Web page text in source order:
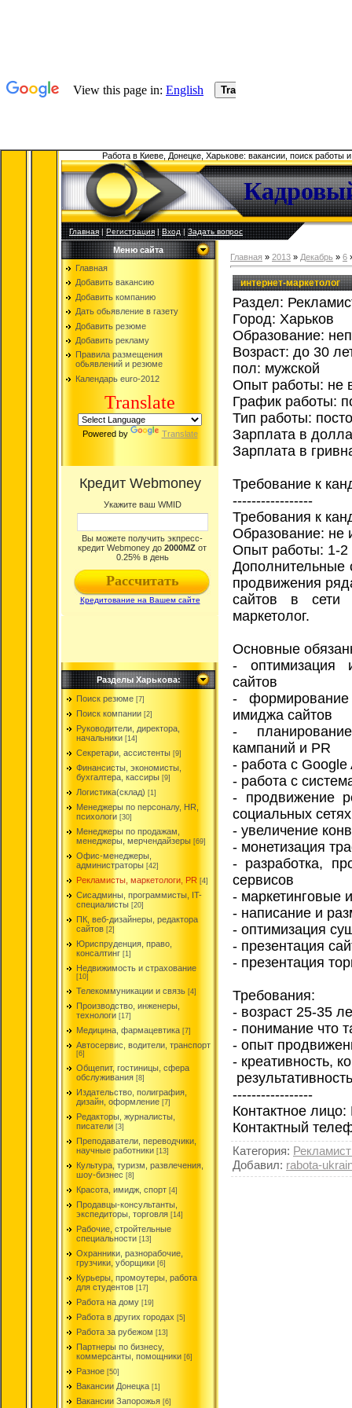
Работа в Киеве, Донецке, Харькове: вакансии, поиск работы
Главная|Регистрация|Вход|Задать вопрос
Меню сайта
Главная
Добавить вакансию
Добавить компанию
Дать обьявление в газету
Добавить резюме
Добавить рекламу
Правила размещения
обьявлений и резюме
Календарь euro-2012
Translate
Powered by Translate
Разделы Харькова:
Поиск резюме [7]
Поиск компании [2]
Руководители, директора,
начальники [14]
Секретари, ассистенты [9]
Финансисты, экономисты,
бухгалтера, кассиры [9]
Логистика(склад) [1]
Менеджеры по персоналу, HR,
психологи [30]
Менеджеры по продажам,
менеджеры, мерчендайзеры [69]
Офис-менеджеры,
администраторы [42]
Рекламисты, маркетологи, PR [4]
Сисадмины, программисты, IT-
специалисты [20]
ПК, веб-дизайнеры, редактора
сайтов [2]
Юриспруденция, право,
консалтинг [1]
Недвижимость и страхование
[10]
Телекоммуникации и связь [4]
Производство, инженеры,
технологи [17]
Медицина, фармацевтика [7]
Автосервис, водители, транспорт
[6]
Общепит, гостиницы, сфера
обслуживания [8]
Издательство, полиграфия,
дизайн, оформление [7]
Редакторы, журналисты,
писатели [3]
Преподаватели, переводчики,
научные работники [13]
Культура, туризм, развлечения,
шоу-бизнес [8]
Красота, имидж, спорт [4]
Продавцы-консультанты,
экспедиторы, торговля [14]
Рабочие, стройтельные
специальности [13]
Охранники, разнорабочие,
грузчики, уборщики [6]
Курьеры, промоутеры, работа
для студентов [17]
Работа на дому [19]
Работа в других городах [5]
Работа за рубежом [13]
Партнеры по бизнесу,
коммерсанты, помощники [6]
Разное [50]
Вакансии Донецка [1]
Вакансии Запорожья [6]
Главная » 2013 » Декабрь » 6
интернет-маркетолог
Раздел:
Город: Харьков
Образование:
Возраст: до 30
пол: мужской
Опыт работы: не
График работы:
Тип работы:
Зарплата в
Зарплата в
Требование к
-----------------
Требования к
Образование: не
Опыт работы: 1-2
Дополнительные
продвижения
сайтов в сети
маркетолог.
Основные
- оптимизация
сайтов
-
имиджа сайтов
-
кампаний и PR
- работа с
- работа с
- продвижение
социальных
- увеличение
- монетизация
- разработка,
сервисов
- маркетинговые
- написание и
- оптимизация
- презентация
- презентация
Требования:
- возраст 25-35
- понимание что
- опыт
- креативность,
-----------------
Контактное лицо:
Контактный
Категория:
Добавил: rabota-